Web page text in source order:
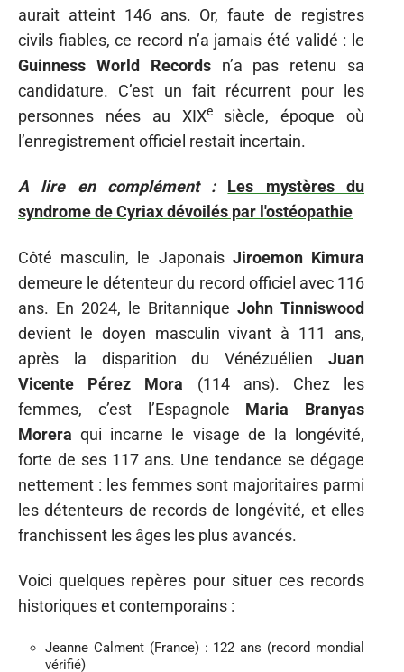
aurait atteint 146 ans. Or, faute de registres
civils fiables, ce record n’a jamais été validé : le
Guinness World Recordsn’a pas retenu sa
candidature. C’est un fait récurrent pour les
personnes nées au XIXesiècle, époque où
l’enregistrement officiel restait incertain.
A lire en complément :
Les mystères du
syndrome de Cyriax dévoilés par l'ostéopathie
Côté masculin, le Japonais Jiroemon Kimura
demeure le détenteur du record officiel avec 116
ans. En 2024, le Britannique John Tinniswood
devient le doyen masculin vivant à 111 ans,
après la disparition du Vénézuélien Juan
Vicente Pérez Mora (114 ans). Chez les
femmes, c’est l’Espagnole Maria Branyas
Morera qui incarne le visage de la longévité,
forte de ses 117 ans. Une tendance se dégage
nettement : les femmes sont majoritaires parmi
les détenteurs de records de longévité, et elles
franchissent les âges les plus avancés.
Voici quelques repères pour situer ces records
historiques et contemporains :
Jeanne Calment (France) : 122 ans (record mondial
vérifié)